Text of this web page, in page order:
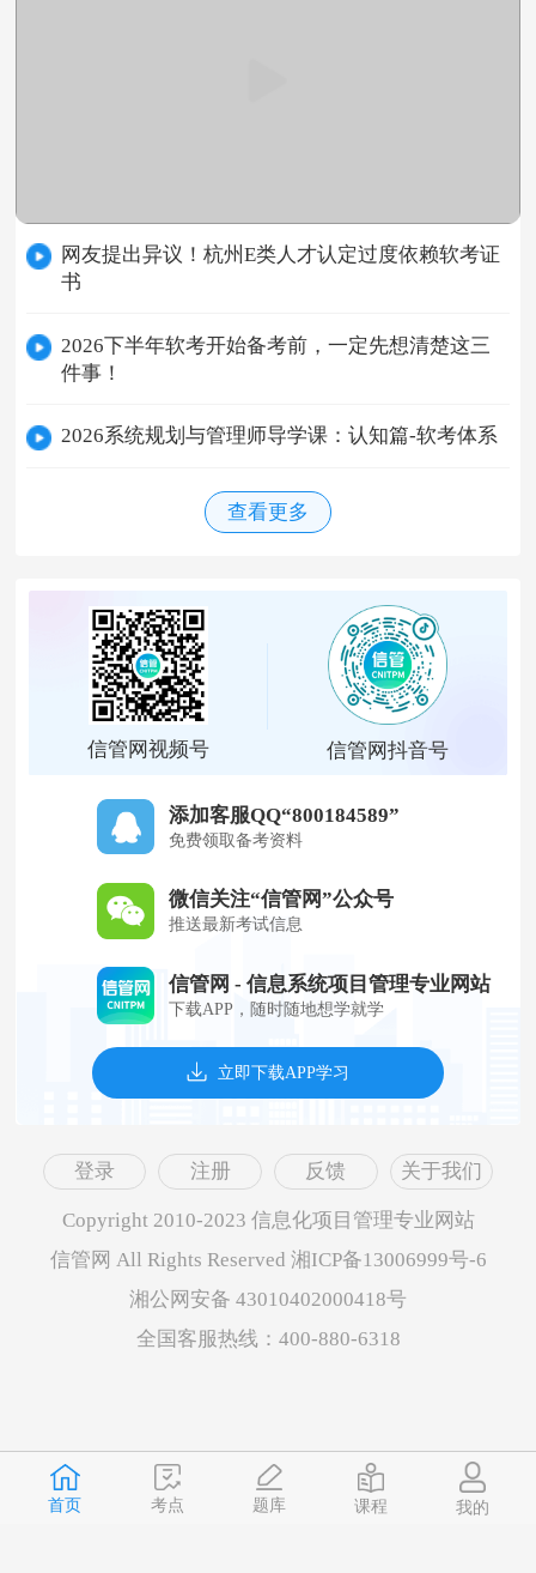
首页 考点 题库 课程 我的
网友提出异议！杭州E类人才认定过度依赖软考证
书
2026下半年软考开始备考前，一定先想清楚这三
件事！
2026系统规划与管理师导学课：认知篇-软考体系
查看更多
信管网视频号 信管网抖音号
添加客服QQ“800184589”
免费领取备考资料
微信关注“信管网”公众号
推送最新考试信息
信管网 - 信息系统项目管理专业网站
下载APP，随时随地想学就学
立即下载APP学习
登录 注册 反馈 关于我们
Copyright 2010-2023 信息化项目管理专业网站
信管网 All Rights Reserved 湘ICP备13006999号-6
湘公网安备 43010402000418号
全国客服热线：400-880-6318